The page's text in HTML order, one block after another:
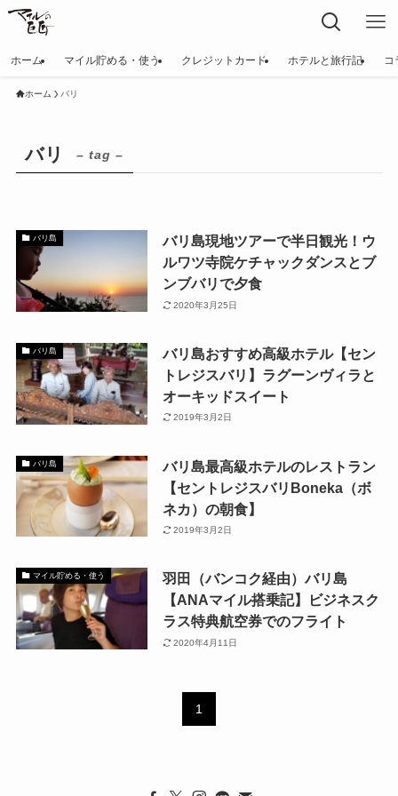
ホーム マイル貯める・使う クレジットカード ホテルと旅行記 コ
ホーム バリ
バリ – tag –
バリ島
バリ島現地ツアーで半日観光！ウ
ルワツ寺院ケチャックダンスとブ
ンブバリで夕食
2020年3月25日
バリ島
バリ島おすすめ高級ホテル【セン
トレジスバリ】ラグーンヴィラと
オーキッドスイート
2019年3月2日
バリ島
バリ島最高級ホテルのレストラン
【セントレジスバリBoneka（ボ
ネカ）の朝食】
2019年3月2日
マイル貯める・使う
羽田（バンコク経由）バリ島
【ANAマイル搭乗記】ビジネスク
ラス特典航空券でのフライト
2020年4月11日
1